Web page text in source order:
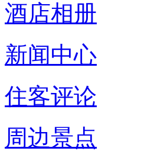
酒店相册
新闻中心
住客评论
周边景点